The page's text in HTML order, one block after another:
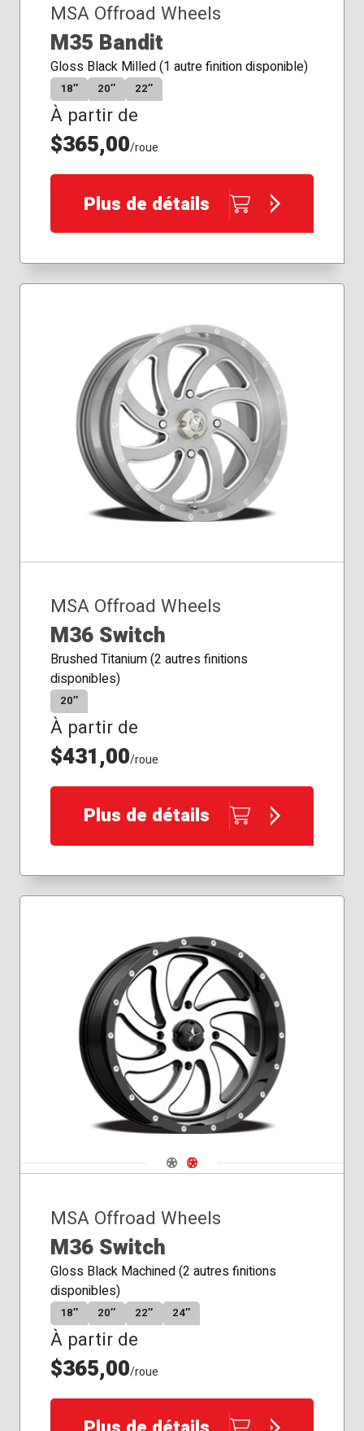
MSA Offroad Wheels
M35 Bandit
Gloss Black Milled (1 autre finition disponible)
18″ 20″ 22″
À partir de
$365,00/roue
Plus de détails
MSA Offroad Wheels
M36 Switch
Brushed Titanium (2 autres finitions
disponibles)
20″
À partir de
$431,00/roue
Plus de détails
Navigate 1
Navigate 2
MSA Offroad Wheels
M36 Switch
Gloss Black Machined (2 autres finitions
disponibles)
18″ 20″ 22″ 24″
À partir de
$365,00/roue